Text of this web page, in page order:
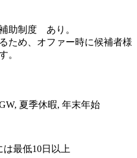
助制度 あり。
ため、オファー時に候補者様
。
夏季休暇, 年末年始
最低10日以上